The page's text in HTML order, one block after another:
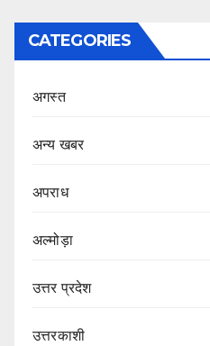
CATEGORIES
अगस्त
अन्य खबर
अपराध
अल्मोड़ा
उत्तर प्रदेश
उत्तरकाशी